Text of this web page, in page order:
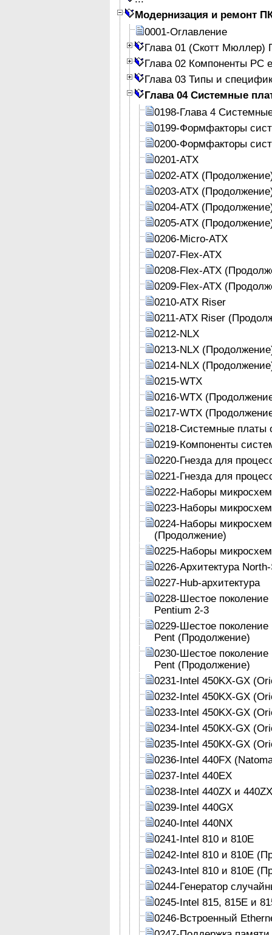
Модернизация и ремонт
0001-Оглавление
Глава 01 (Скотт Мюллер)
Глава 02 Компоненты PC
Глава 03 Типы и
Глава 04 Системные
0198-Глава 4
0199-Формфакторы
0200-Формфакторы
0201-АТХ
0202-АТХ
0203-АТХ
0204-АТХ
0205-АТХ
0206-Micro-ATX
0207-Flex-ATX
0208-Flex-ATX
0209-Flex-ATX
0210-ATX Riser
0211-ATX Riser
0212-NLX
0213-NLX
0214-NLX
0215-WTX
0216-WTX
0217-WTX
0218-Системные платы
0219-Компоненты
0220-Гнезда для
0221-Гнезда для
0222-Наборы
0223-Наборы
0224-Наборы
(Продолжение)
0225-Наборы
0226-Архитектура
0227-Hub-архитектура
0228-Шестое
Pentium 2-3
0229-Шестое
Pent (Продолжение)
0230-Шестое
Pent (Продолжение)
0231-Intel 450KX-GX
0232-Intel 450KX-GX
0233-Intel 450KX-GX
0234-Intel 450KX-GX
0235-Intel 450KX-GX
0236-Intel 440FX
0237-Intel 440EX
0238-Intel 440ZX и
0239-Intel 440GX
0240-Intel 440NX
0241-Intel 810 и 810Е
0242-Intel 810 и 810Е
0243-Intel 810 и 810Е
0244-Генератор
0245-Intel 815, 815Е и
0246-Встроенный